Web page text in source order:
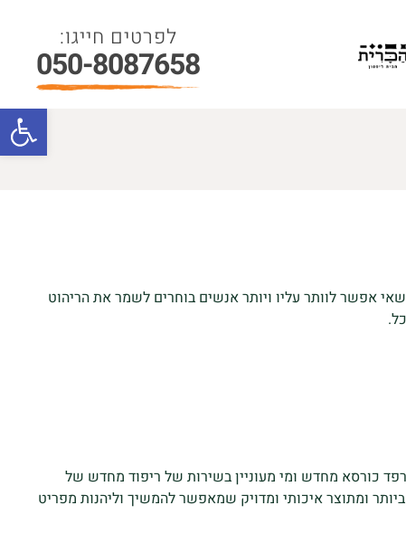
פתח
050-8087658
אפשר לוותר עליו ויותר אנשים בוחרים לשמר את הריהוט
כורסא מחדש ומי מעוניין בשירות של ריפוד מחדש של
ומתוצר איכותי ומדויק שמאפשר להמשיך וליהנות מפריט